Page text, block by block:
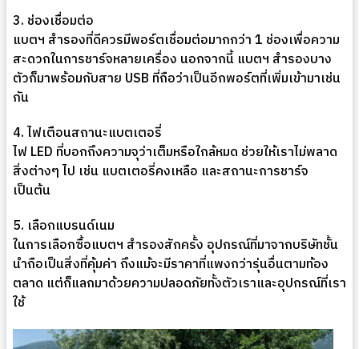
3. ช่องเชื่อมต่อ
แบตฯ สำรองที่ดีควรมีพอร์ตเชื่อมต่อมากกว่า 1 ช่องเพื่อความ
สะดวกในการชาร์จหลายเครื่อง นอกจากนี้ แบตฯ สำรองบาง
ตัวก็มาพร้อมกับสาย USB ที่ถือว่าเป็นอีกพอร์ตที่เพิ่มเข้ามาเช่น
กัน
4. ไฟเตือนสถานะแบตเตอรี่
ไฟ LED ที่บอกถึงความจุว่าเต็มหรือใกล้หมด ช่วยให้เราไม่พลาด
สิ่งต่างๆ ไป เช่น แบตเตอรี่คงเหลือ และสถานะการชาร์จ
เป็นต้น
5. เลือกแบรนด์เนม
ในการเลือกซื้อแบตฯ สำรองสักครั้ง อุปกรณ์ที่มาจากบริษัทชั้น
นำถือเป็นสิ่งที่คุ้มค่า ถึงแม้จะมีราคาที่แพงกว่ารุ่นอื่นตามท้อง
ตลาด แต่ก็แลกมาด้วยความปลอดภัยทั้งตัวเราและอุปกรณ์ที่เรา
ใช้